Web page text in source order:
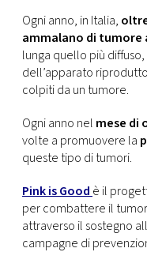
Ogni anno, in Italia,
ammalano di tumore
lunga quello più
dell’apparato
colpiti da un tumore.
Ogni anno nel mese di
volte a promuovere la
queste tipo di tumori.
Pink is Good è il
per combattere il
attraverso il sostegno
campagne di